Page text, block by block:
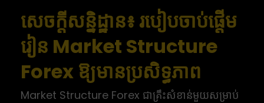
សេចក្តីសន្និដ្ឋាន៖ របៀបចាប់ផ្តើម
រៀន Market Structure
Forex ឱ្យមានប្រសិទ្ធភាព
Market Structure Forex ជាគ្រឹះសំខាន់មួយសម្រាប់